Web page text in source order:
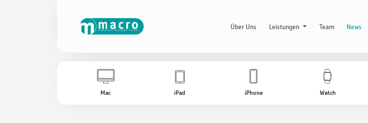
Über Uns Leistungen Team News
Mac iPad iPhone Watch